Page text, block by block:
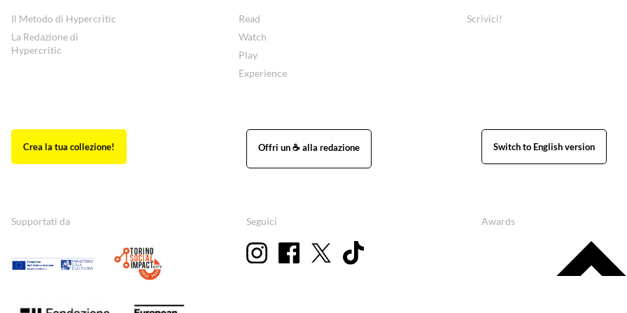
Il Metodo di Hypercritic
La Redazione di
Hypercritic
Read
Watch
Play
Experience
Scrivici!
Switch to English version
Supportati da Seguici Awards